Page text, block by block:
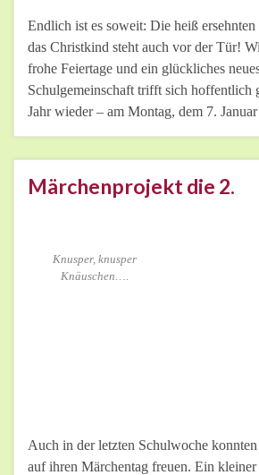
Endlich ist es soweit: Die heiß
das Christkind steht auch vor der Tür!
frohe Feiertage und ein glückliches
Schulgemeinschaft trifft sich hoffentlich
Jahr wieder – am Montag, dem 7.
Märchenprojekt die 2.
Knusper, knusper
Knäuschen….
Auch in der letzten Schulwoche
auf ihren Märchentag freuen. Ein